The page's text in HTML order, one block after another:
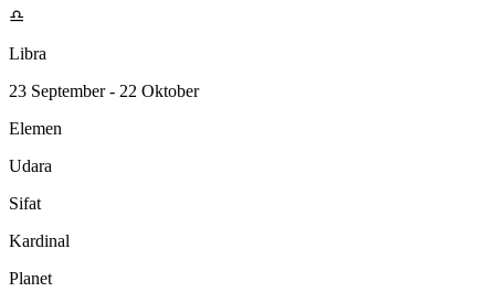
♎
Libra
23 September - 22 Oktober
Elemen
Udara
Sifat
Kardinal
Planet